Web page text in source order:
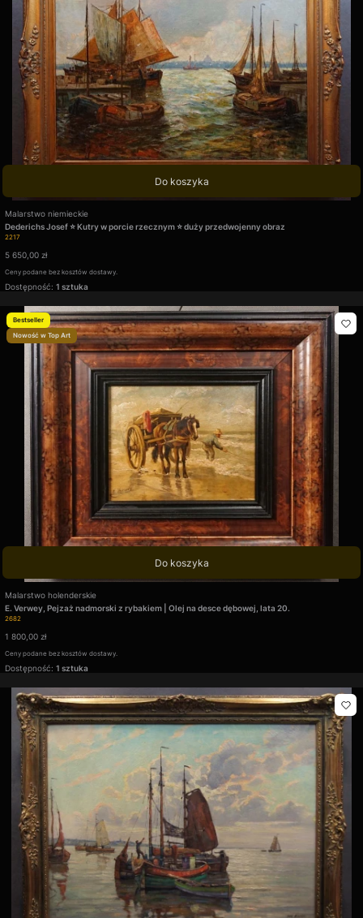
Do koszyka
Kod produktu
2217
Dederichs Josef ⭐ Kutry w porcie rzecznym ⭐ duży przedwojenny obraz
Producent
Malarstwo niemieckie
Cena
5 650,00 zł
Ceny podane bez kosztów dostawy.
Dostępność: 1 sztuka
Bestseller
Nowość w Top Art
Do koszyka
Kod produktu
2682
E. Verwey, Pejzaż nadmorski z rybakiem | Olej na desce dębowej, lata 20.
Producent
Malarstwo holenderskie
Cena
1 800,00 zł
Ceny podane bez kosztów dostawy.
Dostępność: 1 sztuka